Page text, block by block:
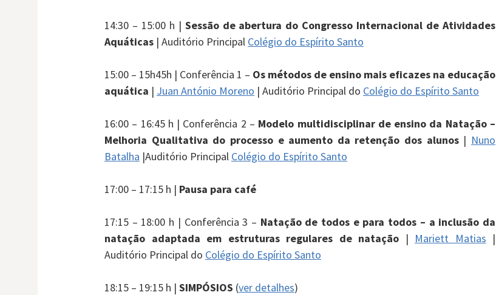
14:30 – 15:00 h | Sessão de abertura do Congresso Internacional de Atividades
Aquáticas | Auditório Principal Colégio do Espírito Santo
15:00 – 15h45h | Conferência 1 – Os métodos de ensino mais eficazes na educação
aquática | Juan António Moreno | Auditório Principal do Colégio do Espírito Santo
16:00 – 16:45 h | Conferência 2 – Modelo multidisciplinar de ensino da Natação –
Melhoria Qualitativa do processo e aumento da retenção dos alunos| Nuno
Batalha |Auditório Principal Colégio do Espírito Santo
17:00 – 17:15 h | Pausa para café
17:15 – 18:00 h | Conferência 3 – Natação de todos e para todos – a inclusão da
natação adaptada em estruturas regulares de natação | Mariett Matias |
Auditório Principal do Colégio do Espírito Santo
18:15 – 19:15 h | SIMPÓSIOS (ver detalhes)